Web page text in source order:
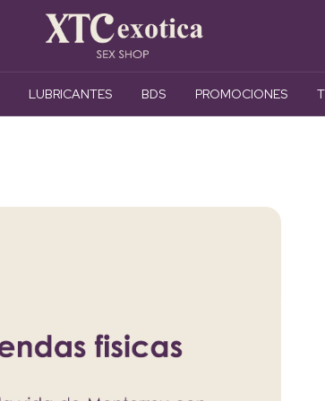
LUBRICANTES BDS PROMOCIONES